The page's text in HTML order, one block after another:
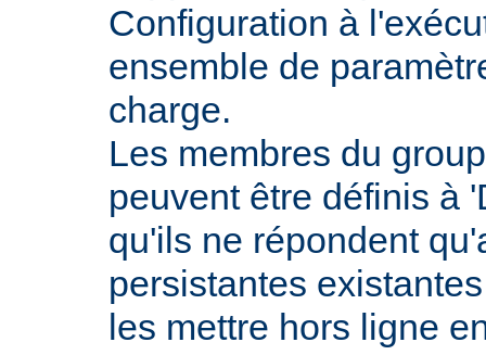
Configuration à
ensemble de
charge.
Les membres du
peuvent être définis à
qu'ils ne répondent
persistantes
les mettre hors ligne